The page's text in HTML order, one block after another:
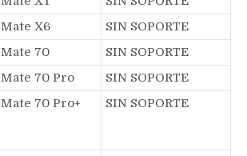
Mate X6
SIN SOPORTE
Mate 70
SIN SOPORTE
Mate 70 Pro
SIN SOPORTE
Mate 70 Pro+ SIN SOPORTE